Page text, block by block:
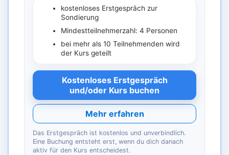
kostenloses Erstgespräch zur
Sondierung
Mindestteilnehmerzahl: 4 Personen
bei mehr als 10 Teilnehmenden wird
der Kurs geteilt
Kostenloses Erstgespräch
und/oder Kurs buchen
Mehr erfahren
Das Erstgespräch ist kostenlos und unverbindlich.
Eine Buchung entsteht erst, wenn du dich danach
aktiv für den Kurs entscheidest.